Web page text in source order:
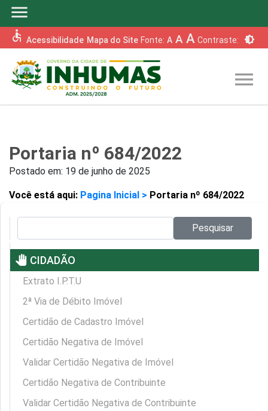
menu
accessible Acessibilidade Mapa do Site Fonte: A A A Contraste: brightness_6
menu
Portaria nº 684/2022
Postado em: 19 de junho de 2025
Você está aqui: Pagina Inicial > Portaria nº 684/2022
Pesquisar
pan_tool CIDADÃO
Extrato I.P.T.U
2ª Via de Débito Imóvel
Certidão de Cadastro Imóvel
Certidão Negativa de Imóvel
Validar Certidão Negativa de Imóvel
Certidão Negativa de Contribuinte
Validar Certidão Negativa de Contribuinte